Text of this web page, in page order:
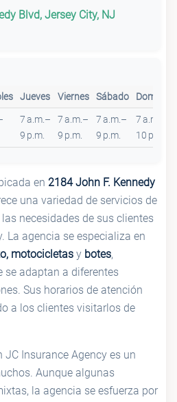
Blvd, Jersey City, NJ
Jueves Viernes Sábado Domingo
7 a.m.–
9 p.m.
7 a.m.–
9 p.m.
7 a.m.–
9 p.m.
7 a.m.–
10 p.m.
en 2184 John F. Kennedy
una variedad de servicios de
necesidades de sus clientes
La agencia se especializa en
motocicletas y botes,
se adaptan a diferentes
Sus horarios de atención
a los clientes visitarlos de
Insurance Agency es un
Aunque algunas
la agencia se esfuerza por